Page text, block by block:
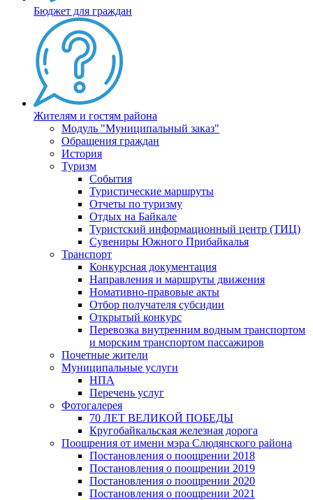
Бюджет для граждан
Жителям и гостям района
Модуль "Муниципальный заказ"
Обращения граждан
История
Туризм
События
Туристические маршруты
Отчеты по туризму
Отдых на Байкале
Туристский информационный центр (ТИЦ)
Сувениры Южного Прибайкалья
Транспорт
Конкурсная документация
Направления и маршруты движения
Номативно-правовые акты
Отбор получателя субсидии
Открытый конкурс
Перевозка внутренним водным транспортом
и морским транспортом пассажиров
Почетные жители
Муниципальные услуги
НПА
Перечень услуг
Фотогалерея
70 ЛЕТ ВЕЛИКОЙ ПОБЕДЫ
Кругобайкальская железная дорога
Поощрения от имени мэра Слюдянского района
Постановления о поощрении 2018
Постановления о поощрении 2019
Постановления о поощрении 2020
Постановления о поощрении 2021